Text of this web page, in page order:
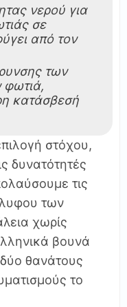
νερού για
σε
από τον
των
κατάσβεσή
στόχου,
δυνατότητές
τις
των
χωρίς
βουνά
θανάτους
το